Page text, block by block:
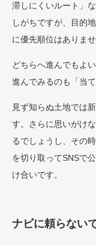
滞しにくいルート」
しがちですが、目的
に優先順位はありませ
どちらへ進んでもよ
進んでみるのも「当
見ず知らぬ土地では
す。さらに思いがけ
るでしょうし、その
を切り取ってSNSで
け合いです。
ナビに頼らない